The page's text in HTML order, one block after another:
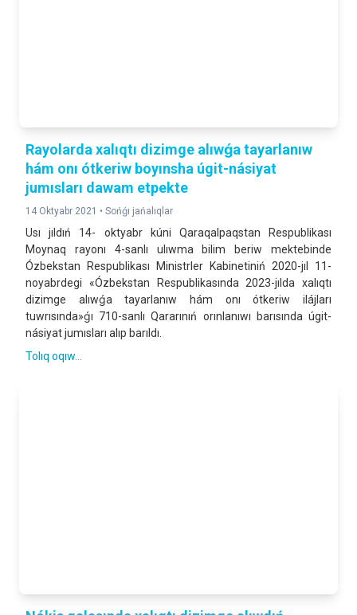
Rayolarda xalıqtı dizimge alıwǵa tayarlanıw
hám onı ótkeriw boyınsha úgit-násiyat
jumısları dawam etpekte
14 Oktyabr 2021 • Sońǵı jańalıqlar
Usı jıldıń 14- oktyabr kúni Qaraqalpaqstan Respublikası
Moynaq rayonı 4-sanlı ulıwma bilim beriw mektebinde
Ózbekstan Respublikası Ministrler Kabinetiniń 2020-jıl 11-
noyabrdegi «Ózbekstan Respublikasında 2023-jılda xalıqtı
dizimge alıwǵa tayarlanıw hám onı ótkeriw ilájları
tuwrısında»ǵı 710-sanlı Qararınıń orınlanıwı barısında úgit-
násiyat jumısları alıp barıldı.
Tolıq oqıw...